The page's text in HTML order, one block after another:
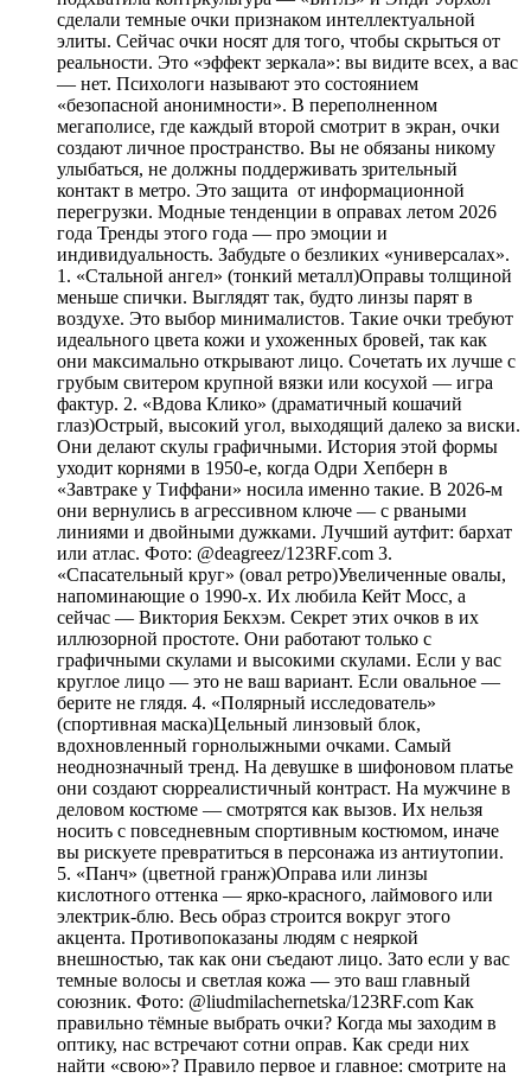
сделали темные очки признаком интеллектуальной
элиты. Сейчас очки носят для того, чтобы скрыться от
реальности. Это «эффект зеркала»: вы видите всех, а вас
— нет. Психологи называют это состоянием
«безопасной анонимности». В переполненном
мегаполисе, где каждый второй смотрит в экран, очки
создают личное пространство. Вы не обязаны никому
улыбаться, не должны поддерживать зрительный
контакт в метро. Это защита от информационной
перегрузки. Модные тенденции в оправах летом 2026
года Тренды этого года — про эмоции и
индивидуальность. Забудьте о безликих «универсалах».
1. «Стальной ангел» (тонкий металл)Оправы толщиной
меньше спички. Выглядят так, будто линзы парят в
воздухе. Это выбор минималистов. Такие очки требуют
идеального цвета кожи и ухоженных бровей, так как
они максимально открывают лицо. Сочетать их лучше с
грубым свитером крупной вязки или косухой — игра
фактур. 2. «Вдова Клико» (драматичный кошачий
глаз)Острый, высокий угол, выходящий далеко за виски.
Они делают скулы графичными. История этой формы
уходит корнями в 1950-е, когда Одри Хепберн в
«Завтраке у Тиффани» носила именно такие. В 2026-м
они вернулись в агрессивном ключе — с рваными
линиями и двойными дужками. Лучший аутфит: бархат
или атлас. Фото: @deagreez/123RF.com 3.
«Спасательный круг» (овал ретро)Увеличенные овалы,
напоминающие о 1990-х. Их любила Кейт Мосс, а
сейчас — Виктория Бекхэм. Секрет этих очков в их
иллюзорной простоте. Они работают только с
графичными скулами и высокими скулами. Если у вас
круглое лицо — это не ваш вариант. Если овальное —
берите не глядя. 4. «Полярный исследователь»
(спортивная маска)Цельный линзовый блок,
вдохновленный горнолыжными очками. Самый
неоднозначный тренд. На девушке в шифоновом платье
они создают сюрреалистичный контраст. На мужчине в
деловом костюме — смотрятся как вызов. Их нельзя
носить с повседневным спортивным костюмом, иначе
вы рискуете превратиться в персонажа из антиутопии.
5. «Панч» (цветной гранж)Оправа или линзы
кислотного оттенка — ярко-красного, лаймового или
электрик-блю. Весь образ строится вокруг этого
акцента. Противопоказаны людям с неяркой
внешностью, так как они съедают лицо. Зато если у вас
темные волосы и светлая кожа — это ваш главный
союзник. Фото: @liudmilachernetska/123RF.com Как
правильно тёмные выбрать очки? Когда мы заходим в
оптику, нас встречают сотни оправ. Как среди них
найти «свою»? Правило первое и главное: смотрите на